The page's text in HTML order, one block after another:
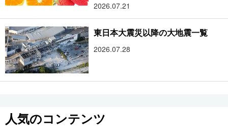
2026.07.21
東日本大震災以降の大地震一覧
2026.07.28
人気のコンテンツ